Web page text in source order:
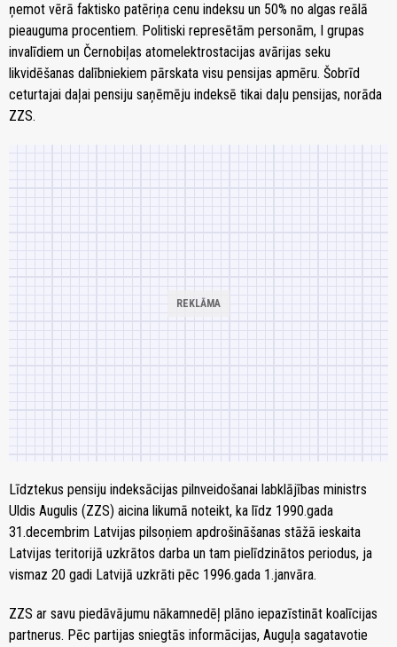
ņemot vērā faktisko patēriņa cenu indeksu un 50% no algas reālā
pieauguma procentiem. Politiski represētām personām, I grupas
invalīdiem un Černobiļas atomelektrostacijas avārijas seku
likvidēšanas dalībniekiem pārskata visu pensijas apmēru. Šobrīd
ceturtajai daļai pensiju saņēmēju indeksē tikai daļu pensijas, norāda
ZZS.
Līdztekus pensiju indeksācijas pilnveidošanai labklājības ministrs
Uldis Augulis (ZZS) aicina likumā noteikt, ka līdz 1990.gada
31.decembrim Latvijas pilsoņiem apdrošināšanas stāžā ieskaita
Latvijas teritorijā uzkrātos darba un tam pielīdzinātos periodus, ja
vismaz 20 gadi Latvijā uzkrāti pēc 1996.gada 1.janvāra.
ZZS ar savu piedāvājumu nākamnedēļ plāno iepazīstināt koalīcijas
partnerus. Pēc partijas sniegtās informācijas, Auguļa sagatavotie